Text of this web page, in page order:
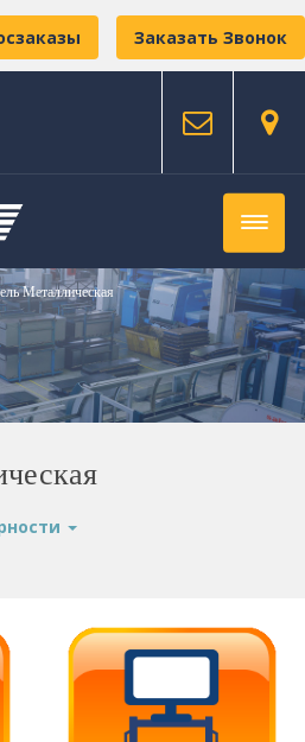
Заказать Звонок
Металлическая